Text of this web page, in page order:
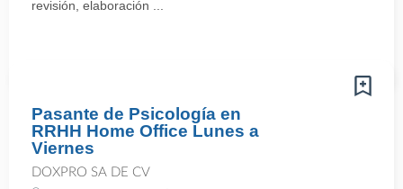
revisión, elaboración ...
Pasante de Psicología en
RRHH Home Office Lunes a
Viernes
DOXPRO SA DE CV